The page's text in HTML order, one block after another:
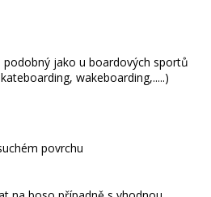
jako u boardových sportů
wakeboarding,.....)
povrchu